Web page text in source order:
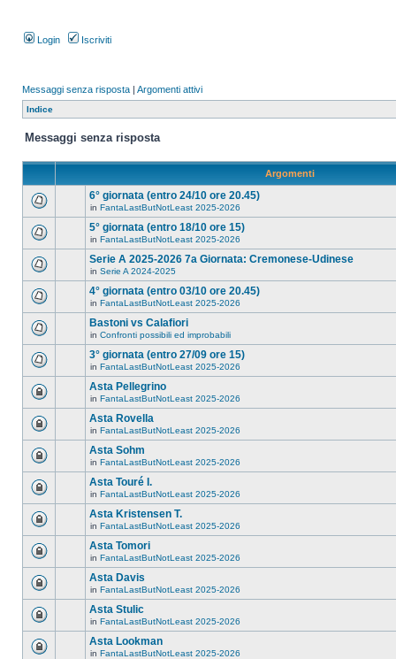
Login Iscriviti
Messaggi senza risposta | Argomenti attivi
Indice
Messaggi senza risposta
Argomenti
6° giornata (entro 24/10 ore 20.45)
in FantaLastButNotLeast 2025-2026
5° giornata (entro 18/10 ore 15)
in FantaLastButNotLeast 2025-2026
Serie A 2025-2026 7a Giornata: Cremonese-Udinese
in Serie A 2024-2025
4° giornata (entro 03/10 ore 20.45)
in FantaLastButNotLeast 2025-2026
Bastoni vs Calafiori
in Confronti possibili ed improbabili
3° giornata (entro 27/09 ore 15)
in FantaLastButNotLeast 2025-2026
Asta Pellegrino
in FantaLastButNotLeast 2025-2026
Asta Rovella
in FantaLastButNotLeast 2025-2026
Asta Sohm
in FantaLastButNotLeast 2025-2026
Asta Touré I.
in FantaLastButNotLeast 2025-2026
Asta Kristensen T.
in FantaLastButNotLeast 2025-2026
Asta Tomori
in FantaLastButNotLeast 2025-2026
Asta Davis
in FantaLastButNotLeast 2025-2026
Asta Stulic
in FantaLastButNotLeast 2025-2026
Asta Lookman
in FantaLastButNotLeast 2025-2026